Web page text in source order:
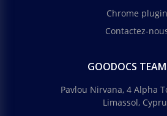
Chrome plugin
Contactez-
GOODOCS
Pavlou Nirvana, 4 Alpha
Limassol,